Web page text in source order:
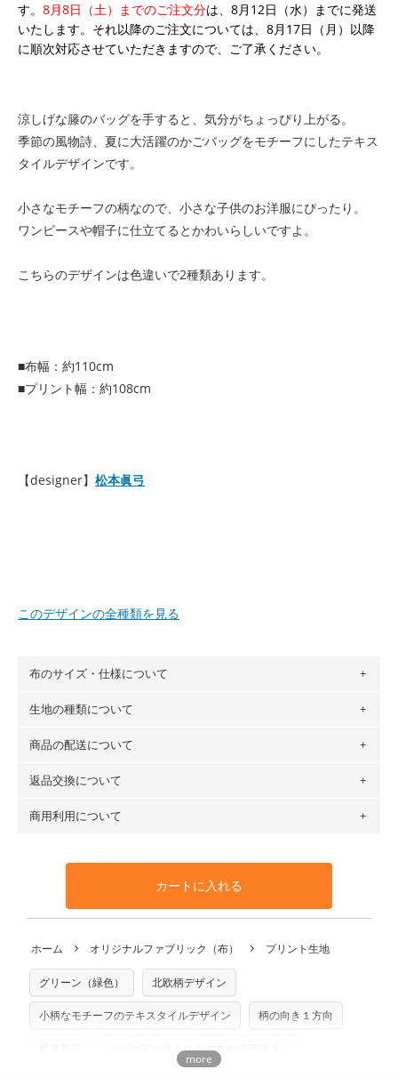
す。 8月8日（土）までのご注文分は、8月12日（水）までに発送
いたします。それ以降のご注文については、8月17日（月）以降
に順次対応させていただきますので、ご了承ください。
涼しげな籐のバッグを手すると、気分がちょっぴり上がる。
季節の風物詩、夏に大活躍のかごバッグをモチーフにしたテキス
タイルデザインです。
小さなモチーフの柄なので、小さな子供のお洋服にぴったり。
ワンピースや帽子に仕立てるとかわいらしいですよ。
こちらのデザインは色違いで2種類あります。
■布幅：約110cm
■プリント幅：約108cm
【designer】 松本眞弓
このデザインの全種類を見る
布のサイズ・仕様について
布の長さは50cm単位での販売になります。
場合 → 購入数量「7」
※カットを希望の方は備考欄に「50cmずつカット希望」など
ご記載ください（50cm単位でのカットのみ）
プリント布の仕様についてもっと詳しく見る
生地の種類について
・現在、すべてのデザインのプリントに使用している生地は
ットン（ダブルガーゼ）・100％コットン（ローン）・コッ
トンリネン（ビエラ織）・100％コットン（ツイル）・
100％コットン（キャンバス・11号帆布）です。
生地見本サンプル（無料）を購入する
商品の配送について
・ネコポスでの配送は、布は2mまで型紙は2個までとなりま
も送料の表示が600円となり宅急便での配送となります。
となります。
※万が一、検品時に不備が見つかった場合は、4～5営業日後
※土日祝は営業日に含まれません。
※配送日のご指定は承れません。出来上がり次第、順次発送
返品交換について
・布はご注文後に注文数量のみをプリントするため、
購入後
や用尺をお間違えのないようお願いします。思っていた色味
と違う、などの理由での返品は承れません。予めご了承くだ
商用利用について
利用いただけます。「nunocoto fabric使用」といった記載
も不要です。（製品化した際に起こる全ての問題、クレーム
いませんのでご了承ください）
※有料型紙（ホームソーイング型紙シリーズ）および柄がえ
らべるキットに付属された型紙は商用利用できませんのでご
注意ください。型紙自体の転用・販売および型紙を使用して
商用利用についての詳細はこちら
カートに入れる
ホーム オリジナルファブリック（布） プリント生地
グリーン（緑色） 北欧柄デザイン
小柄なモチーフのテキスタイルデザイン 柄の向き１方向
ベビーアイテムにおすすめのデザイン